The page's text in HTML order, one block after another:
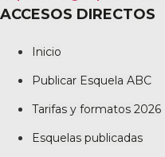
ACCESOS DIRECTOS
Inicio
Publicar Esquela ABC
Tarifas y formatos 2026
Esquelas publicadas